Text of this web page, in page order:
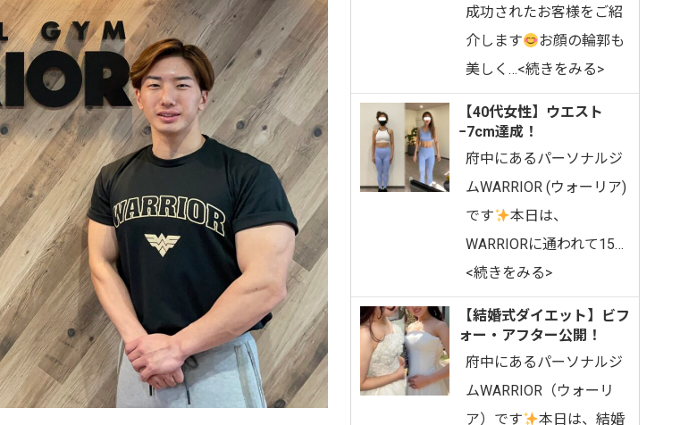
成功されたお客様をご紹
介します
お顔の輪郭も
美しく…<続きをみる>
【40代女性】ウエスト
−7cm達成！
府中にあるパーソナルジ
ムWARRIOR (ウォーリア)
です
⁡⁡本日は、
WARRIORに通われて15…
<続きをみる>
【結婚式ダイエット】ビフ
ォー・アフター公開！
府中にあるパーソナルジ
ムWARRIOR（ウォーリ
ア）です
⁡本日は、結婚